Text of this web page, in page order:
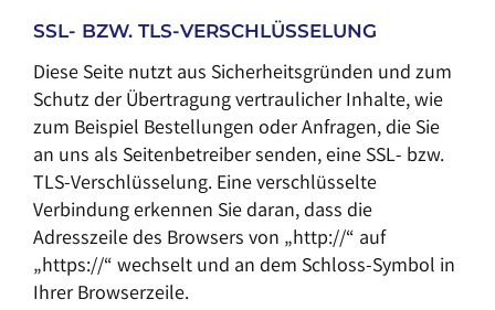
SSL- BZW. TLS-VERSCHLÜSSELUNG
Diese Seite nutzt aus Sicherheitsgründen und zum
Schutz der Übertragung vertraulicher Inhalte, wie
zum Beispiel Bestellungen oder Anfragen, die Sie
an uns als Seitenbetreiber senden, eine SSL- bzw.
TLS-Verschlüsselung. Eine verschlüsselte
Verbindung erkennen Sie daran, dass die
Adresszeile des Browsers von „http://“ auf
„https://“ wechselt und an dem Schloss-Symbol in
Ihrer Browserzeile.